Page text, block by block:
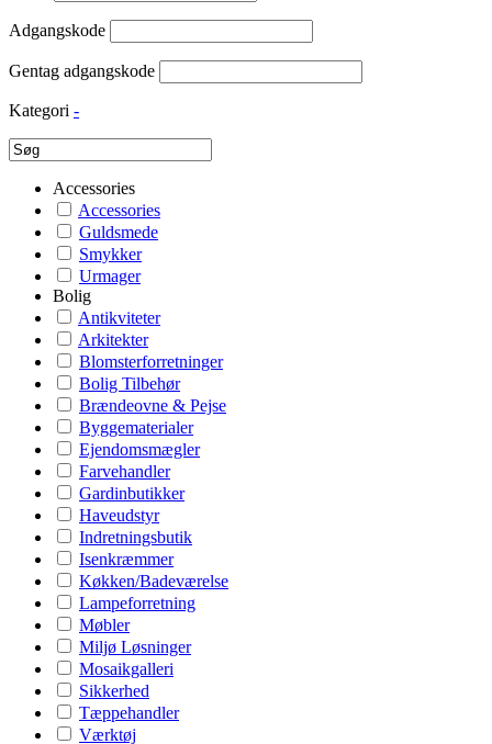
Adgangskode
Gentag adgangskode
Kategori -
Accessories
Accessories
Guldsmede
Smykker
Urmager
Bolig
Antikviteter
Arkitekter
Blomsterforretninger
Bolig Tilbehør
Brændeovne & Pejse
Byggematerialer
Ejendomsmægler
Farvehandler
Gardinbutikker
Haveudstyr
Indretningsbutik
Isenkræmmer
Køkken/Badeværelse
Lampeforretning
Møbler
Miljø Løsninger
Mosaikgalleri
Sikkerhed
Tæppehandler
Værktøj